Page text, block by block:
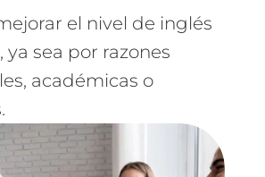
el nivel de inglés
ya sea por razones
académicas o